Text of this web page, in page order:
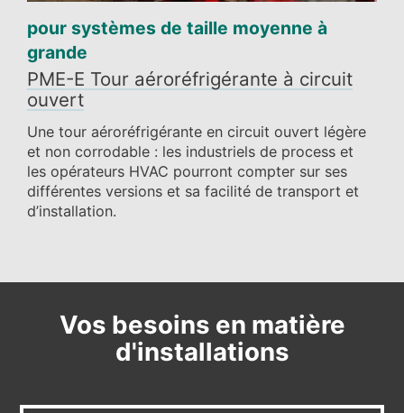
pour systèmes de taille moyenne à
grande
PME-E Tour aéroréfrigérante à circuit
ouvert
Une tour aéroréfrigérante en circuit ouvert légère
et non corrodable : les industriels de process et
les opérateurs HVAC pourront compter sur ses
différentes versions et sa facilité de transport et
d’installation.
Vos besoins en matière
d'installations